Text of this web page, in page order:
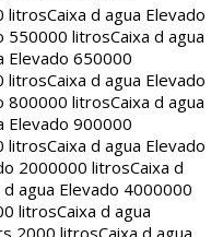
litrosCaixa d agua Elevado
550000 litrosCaixa d agua
Elevado 650000
litrosCaixa d agua Elevado
800000 litrosCaixa d agua
Elevado 900000
litrosCaixa d agua Elevado
2000000 litrosCaixa d
d agua Elevado 4000000
litrosCaixa d agua